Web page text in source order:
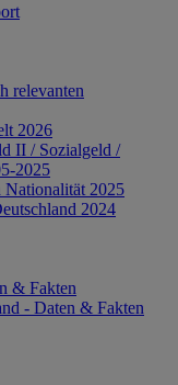
relevanten
2026
II / Sozialgeld /
2025
Nationalität 2025
2024
& Fakten
- Daten & Fakten